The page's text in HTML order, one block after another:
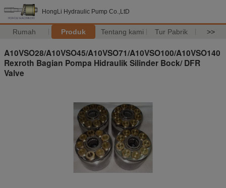
HongLi Hydraulic Pump Co.,LtD
Rumah Produk Tentang kami Tur Pabrik >>
A10VSO28/A10VSO45/A10VSO71/A10VSO100/A10VSO140
Rexroth Bagian Pompa Hidraulik Silinder Bock/ DFR
Valve